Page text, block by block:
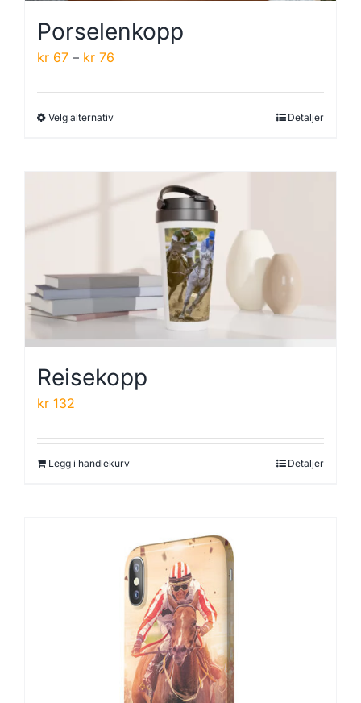
Porselenkopp
kr 67 – kr 76
til
Velg alternativDette
varianter.
Alternativene
velges
på
produktsiden
Detaljer
Reisekopp
kr 132
Legg i handlekurv Detaljer